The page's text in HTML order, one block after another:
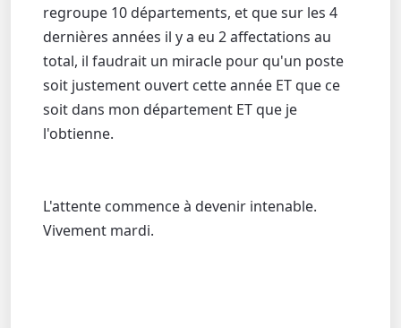
regroupe 10 départements, et que sur les 4
dernières années il y a eu 2 affectations au
total, il faudrait un miracle pour qu'un poste
soit justement ouvert cette année ET que ce
soit dans mon département ET que je
l'obtienne.
L'attente commence à devenir intenable.
Vivement mardi.